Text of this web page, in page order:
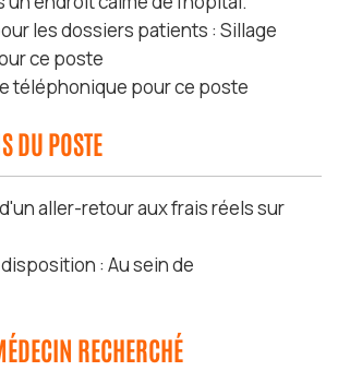
les dossiers patients : Sillage
ce poste
téléphonique pour ce poste
DU POSTE
aller-retour aux frais réels sur
: Au sein de
RECHERCHÉ